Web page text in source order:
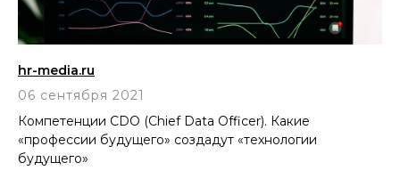
hr-media.ru
06 сентября 2021
Компетенции CDO (Chief Data Officer). Какие
«профессии будущего» создадут «технологии
будущего»